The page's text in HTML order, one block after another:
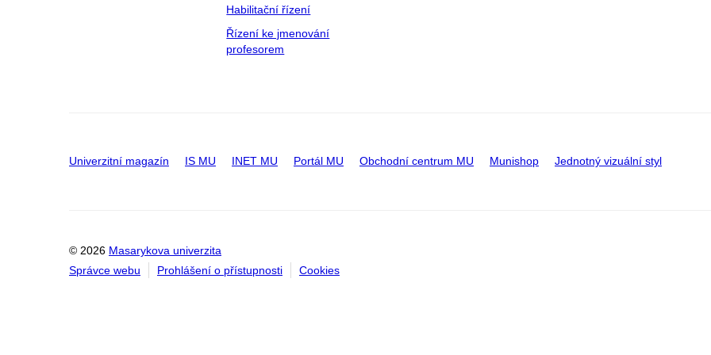
Habilitační řízení
Řízení ke jmenování
profesorem
Univerzitní magazín IS MU INET MU Portál MU Obchodní centrum MU Munishop Jednotný vizuální styl
© 2026 Masarykova univerzita
Správce webu
Prohlášení o přístupnosti Cookies